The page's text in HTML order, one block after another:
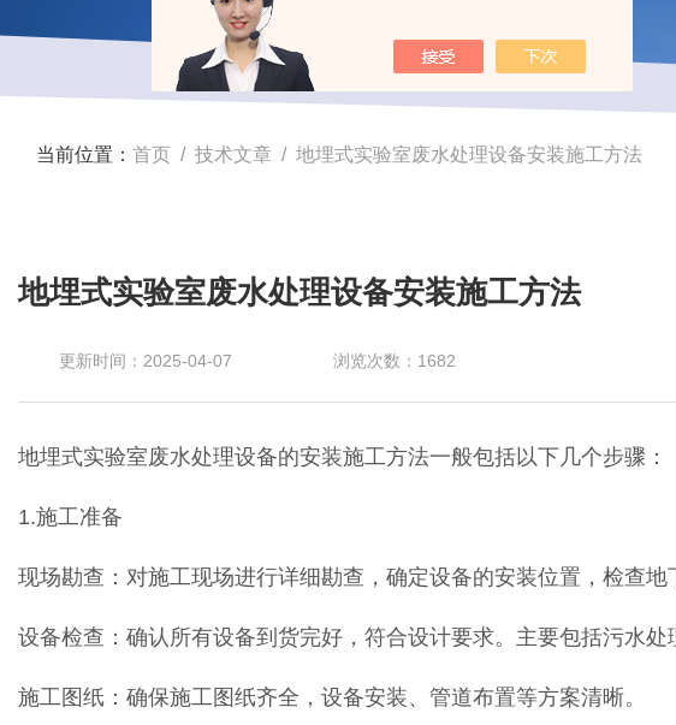
当前位置： 首页 / 技术文章 / 地埋式实验室废水处理设备安装施工方法
地埋式实验室废水处理设备安装施工方法
更新时间：2025-04-07 浏览次数：1682
地埋式实验室废水处理设备的安装施工方法一般包括以下几个步骤：
1.施工准备
现场勘查：对施工现场进行详细勘查，确定设备的安装位置，检查
设备检查：确认所有设备到货完好，符合设计要求。主要包括污水
施工图纸：确保施工图纸齐全，设备安装、管道布置等方案清晰。